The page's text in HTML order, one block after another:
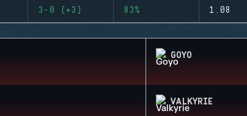
3-0 (+3) 83% 1.08
GOYO
VALKYRIE